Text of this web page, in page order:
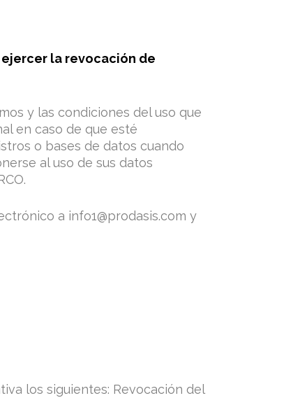
ejercer la revocación de
y las condiciones del uso que
en caso de que esté
o bases de datos cuando
al uso de sus datos
a info1@prodasis.com y
los siguientes: Revocación del